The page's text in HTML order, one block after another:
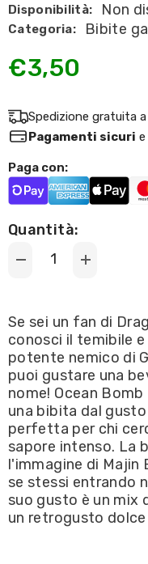
Disponibilità: Non
Categoria: Bibite
€3,50
Spedizione gratuita
Pagamenti sicuri
Paga con:
Quantità:
Decrease
Bomb
-
Dragon
Ball
MAJIN
BUU
330ml
Increase
Bomb
-
Dragon
Ball
MAJIN
BUU
330ml
Se sei un fan di
conosci il temibile
potente nemico di
puoi gustare una
nome! Ocean
una bibita dal
perfetta per chi
sapore intenso. La
l'immagine di Majin
se stessi entrando
suo gusto è un mix
un retrogusto